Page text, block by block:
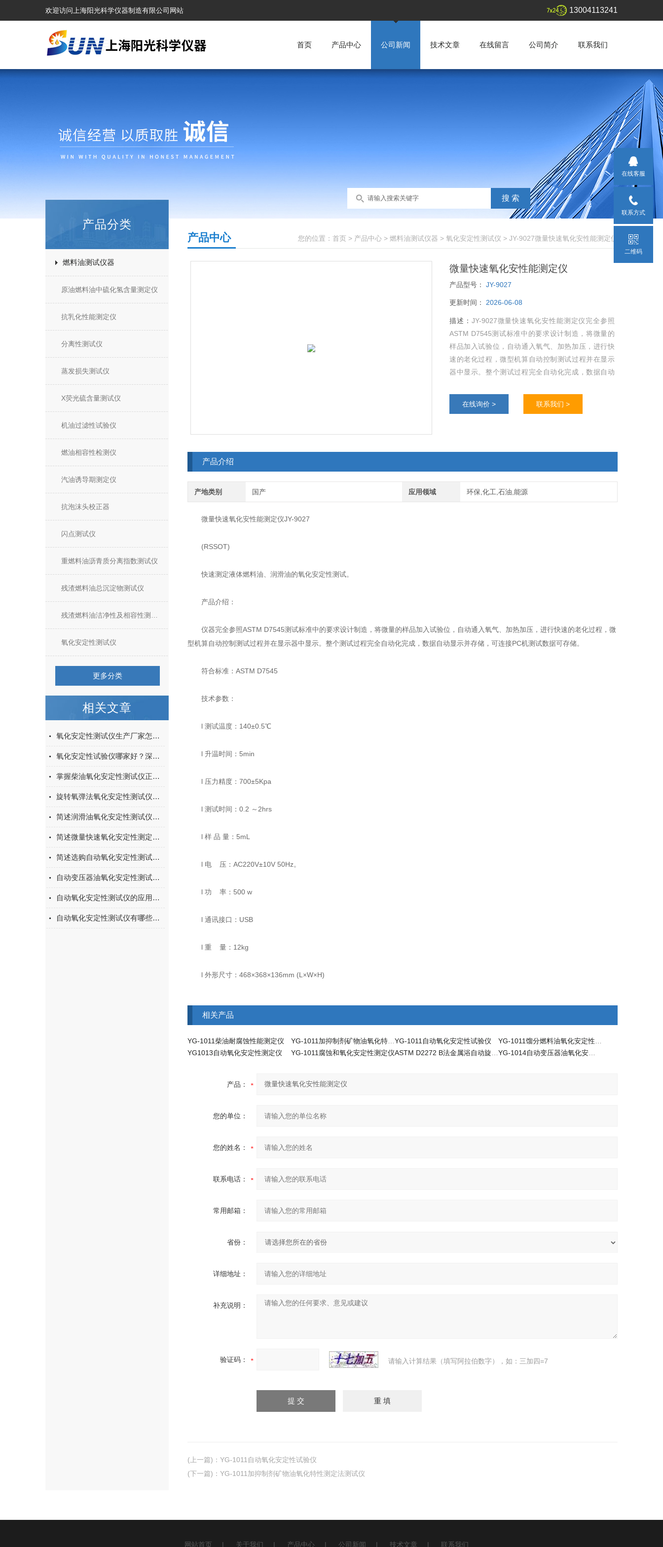
欢迎访问上海阳光科学仪器制造有限公司网站 13004113241
首页 产品中心 公司新闻 技术文章 在线留言 公司简介 联系我们
产品分类
燃料油测试仪器
原油燃料油中硫化氢含量测定仪
抗乳化性能测定仪
分离性测试仪
蒸发损失测试仪
X荧光硫含量测试仪
机油过滤性试验仪
燃油相容性检测仪
汽油诱导期测定仪
抗泡沫头校正器
闪点测试仪
重燃料油沥青质分离指数测试仪
残渣燃料油总沉淀物测试仪
氧化安定性测试仪
更多分类
相关文章
氧化安定性测试仪生产厂家怎么选？上海阳光科学仪器技术实力与产品解析
氧化安定性试验仪哪家好？深耕油品检测30年，上海阳光科学仪器以品质赢得信赖
掌握柴油氧化安定性测试仪正确使用方法是确保测试结果准确性的关键
旋转氧弹法氧化安定性测试仪的常见问题相应解决方法分享
简述润滑油氧化安定性测试仪常见问题的解决方法
简述微量快速氧化安定性测定仪的常见问题相应解决方法
简述选购自动氧化安定性测试仪时所需要考虑的关键因素
自动变压器油氧化安定性测试仪在燃料油质量检测中的应用
自动氧化安定性测试仪的应用及功能讲述
自动氧化安定性测试仪有哪些优点？
您的位置： 首页 > 产品中心 > 燃料油测试仪器 > 氧化安定性测试仪 > JY-9027微量快速氧化安性能测定仪
产品中心
微量快速氧化安性能测定仪
产品型号： JY-9027
更新时间： 2026-06-08
描述： JY-9027微量快速氧化安性能测定仪完全参照
ASTM D7545测试标准中的要求设计制造，将微量的
样品加入试验位，自动通入氧气、加热加压，进行快
速的老化过程，微型机算自动控制测试过程并在显示
器中显示。整个测试过程完全自动化完成，数据自动
在线询价 > 联系我们 >
产品介绍
产地类别 国产 应用领域 环保,化工,石油,能源
微量快速氧化安性能测定仪JY-9027
(RSSOT)
快速测定液体燃料油、润滑油的氧化安定性测试。
产品介绍：
仪器完全参照ASTM D7545测试标准中的要求设计制造，将微量的样品加入试验位，自动通入氧气、加热加压，进行快速的老化过程，微
型机算自动控制测试过程并在显示器中显示。整个测试过程完全自动化完成，数据自动显示并存储，可连接PC机测试数据可存储。
符合标准：ASTM D7545
技术参数：
l 测试温度：140±0.5℃
l 升温时间：5min
l 压力精度：700±5Kpa
l 测试时间：0.2 ～2hrs
l 样 品 量：5mL
l 电 压：AC220V±10V 50Hz。
l 功 率：500 w
l 通讯接口：USB
l 重 量：12kg
l 外形尺寸：468×368×136mm (L×W×H)
相关产品
YG-1011柴油耐腐蚀性能测定仪 YG-1011自动氧化安定性试验仪
YG1013自动氧化安定性测定仪
YG-1011腐蚀和氧化安定性测定仪
产品：
您的单位：
您的姓名：
联系电话：
常用邮箱：
省份：
详细地址：
补充说明：
验证码： 请输入计算结果（填写阿拉伯数字），如：三加四=7
(上一篇) ： YG-1011自动氧化安定性试验仪
(下一篇) ： YG-1011加抑制剂矿物油氧化特性测定法测试仪
网站首页 | 关于我们 | 产品中心 | 公司新闻 | 技术文章 | 联系我们
在线客服
联系方式
二维码